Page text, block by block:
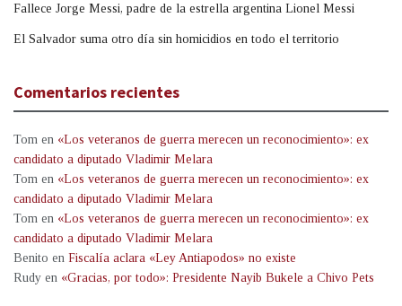
Fallece Jorge Messi, padre de la estrella argentina Lionel Messi
El Salvador suma otro día sin homicidios en todo el territorio
Comentarios recientes
Tom en «Los veteranos de guerra merecen un reconocimiento»: ex
candidato a diputado Vladimir Melara
Tom en «Los veteranos de guerra merecen un reconocimiento»: ex
candidato a diputado Vladimir Melara
Tom en «Los veteranos de guerra merecen un reconocimiento»: ex
candidato a diputado Vladimir Melara
Benito en Fiscalía aclara «Ley Antiapodos» no existe
Rudy en «Gracias, por todo»: Presidente Nayib Bukele a Chivo Pets